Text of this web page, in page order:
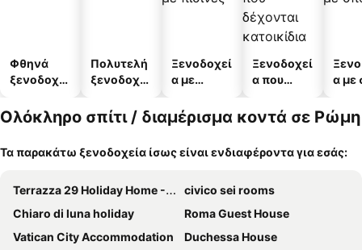
Φθηνά
ξενοδοχεί
Πολυτελή
ξενοδοχεί
Ξενοδοχεί
α με
Ξενοδοχεί
α που
κατοικίδι
α
α με
Ολόκληρο σπίτι / διαμέρισμα κοντά σε Ρώμη
Τα παρακάτω ξενοδοχεία ίσως είναι ενδιαφέροντα για εσάς:
Terrazza 29 Holiday Home - Beautiful penthouse in the center of Rome
civico sei rooms
Chiaro di luna holiday
Roma Guest House
Vatican City Accommodation
Duchessa House